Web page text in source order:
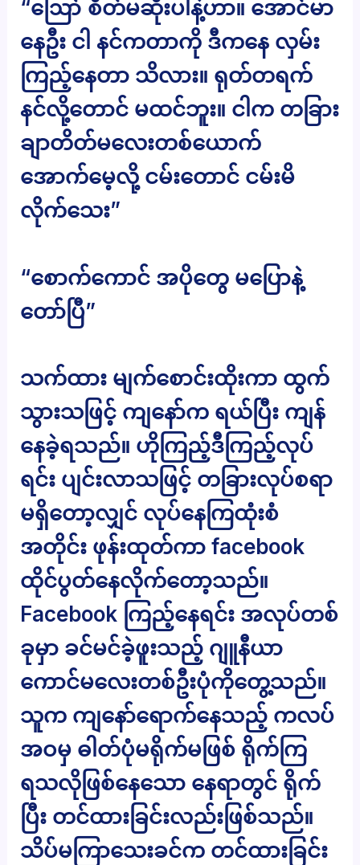
“ဪ စိတ်မဆိုးပါနဲ့ဟာ။ အောင်မာ
နေဦး ငါ နင်ကတာကို ဒီကနေ လှမ်း
ကြည့်နေတာ သိလား။ ရုတ်တရက်
နင်လို့တောင် မထင်ဘူး။ ငါက တခြား
ချာတိတ်မလေးတစ်ယောက်
အောက်မေ့လို့ ငမ်းတောင် ငမ်းမိ
လိုက်သေး”
“စောက်ကောင် အပိုတွေ မပြောနဲ့
တော်ပြီ”
သက်ထား မျက်စောင်းထိုးကာ ထွက်
သွားသဖြင့် ကျနော်က ရယ်ပြီး ကျန်
နေခဲ့ရသည်။ ဟိုကြည့်ဒီကြည့်လုပ်
ရင်း ပျင်းလာသဖြင့် တခြားလုပ်စရာ
မရှိတော့လျှင် လုပ်နေကြထုံးစံ
အတိုင်း ဖုန်းထုတ်ကာ facebook
ထိုင်ပွတ်နေလိုက်တော့သည်။
Facebook ကြည့်နေရင်း အလုပ်တစ်
ခုမှာ ခင်မင်ခဲ့ဖူးသည့် ဂျူနီယာ
ကောင်မလေးတစ်ဦးပုံကိုတွေ့သည်။
သူက ကျနော်ရောက်နေသည့် ကလပ်
အဝမှ ဓါတ်ပုံမရိုက်မဖြစ် ရိုက်ကြ
ရသလိုဖြစ်နေသော နေရာတွင် ရိုက်
ပြီး တင်ထားခြင်းလည်းဖြစ်သည်။
သိပ်မကြာသေးခင်က တင်ထားခြင်း